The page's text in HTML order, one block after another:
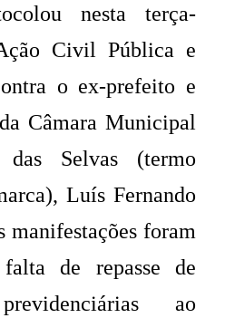
nesta terça-
Civil Pública e
o ex-prefeito e
Câmara Municipal
Selvas (termo
Luís Fernando
manifestações foram
de repasse de
ao